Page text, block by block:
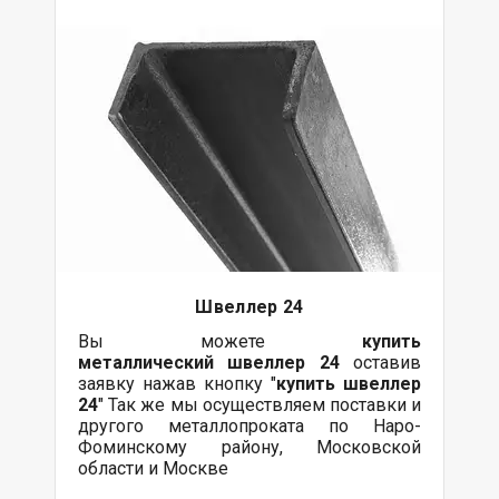
Швеллер 24
Вы можете купить
металлический швеллер 24оставив
заявку нажав кнопку "купить швеллер
24" Так же мы осуществляем поставки и
другого металлопроката по Наро-
Фоминскому району, Московской
области и Москве